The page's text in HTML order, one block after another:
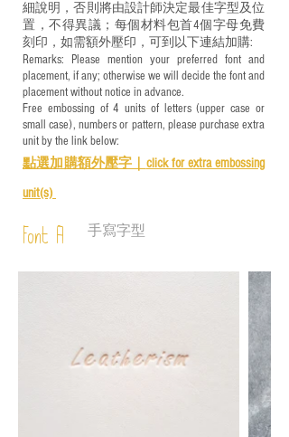
細說明，否則將由設計師決定最佳字型及位
置，不得異議；每個材料包首4個字母免費
刻印，如需額外壓印，可到以下連結加購:
Remarks: Please mention your preferred font and
placement, if any; otherwise we will decide the font and
placement without notice in advance.
Free embossing of 4 units of letters (upper case or
small case), numbers or pattern, please purchase extra
unit by the link below:
點選加購額外壓字｜ click for extra embossing
unit(s)
Font A 手寫字型